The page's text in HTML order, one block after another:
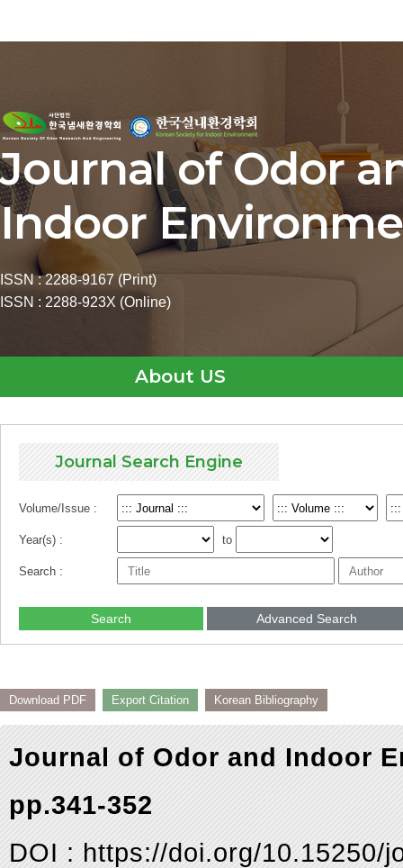
Journal of Odor
Indoor
ISSN : 2288-9167 (Print)
ISSN : 2288-923X (Online)
About US
Journal Search Engine
Volume/Issue :
Year(s) : to
Search :
Search Advanced Search
Download PDF Export Citation Korean Bibliography
Journal of Odor and Indoor
pp.341-352
DOI : https://doi.org/10.15250/